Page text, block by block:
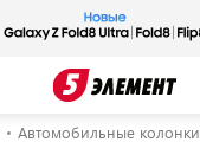
Автомобильные колонки